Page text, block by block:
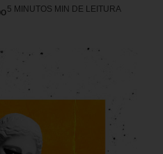
5 MINUTOS MIN DE LEITURA